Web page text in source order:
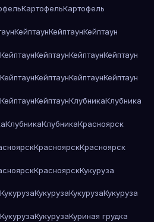
КартофельКартофель
КейптаунКейптаунКейптаун
КейптаунКейптаунКейптаунКейптаун
КейптаунКейптаунКейптаунКейптаун
КейптаунКейптаунКлубникаКлубника
КлубникаКлубникаКрасноярск
КрасноярскКрасноярск
КрасноярскКукуруза
КукурузаКукурузаКукурузаКукуруза
КукурузаКукурузаКуриная грудка